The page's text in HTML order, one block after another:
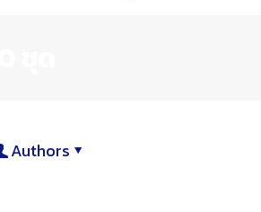
Authors